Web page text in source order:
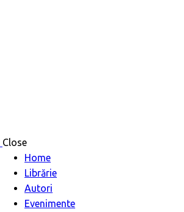
Close
Home
Librărie
Autori
Evenimente